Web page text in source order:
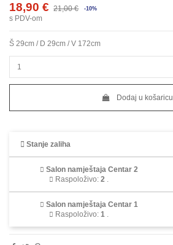
18,90 € 21,00 € -10%
s PDV-om
Š 29cm / D 29cm / V 172cm
Dodaj u košaricu
Stanje zaliha
Salon namještaja Centar 2
Raspoloživo: 2
Salon namještaja Centar 1
Raspoloživo: 1